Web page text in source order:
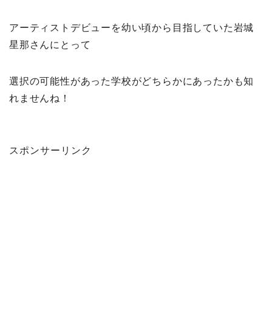
アーティストデビューを幼い頃から目指していた岩城
星那さんにとって
選択の可能性があった学校がどちらかにあったかも知
れませんね！
スポンサーリンク